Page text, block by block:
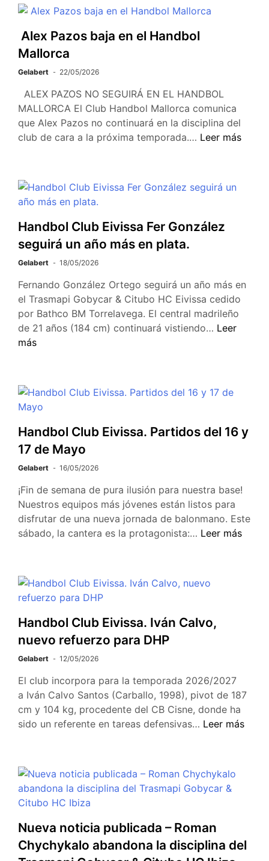
Alex Pazos baja en el Handbol
Mallorca
Gelabert 22/05/2026
ALEX PAZOS NO SEGUIRÁ EN EL HANDBOL
MALLORCA El Club Handbol Mallorca comunica
que Alex Pazos no continuará en la disciplina del
club de cara a la próxima temporada.… Leer más
Handbol Club Eivissa Fer González
seguirá un año más en plata.
Gelabert 18/05/2026
Fernando González Ortego seguirá un año más en
el Trasmapi Gobycar & Citubo HC Eivissa cedido
por Bathco BM Torrelavega. El central madrileño
de 21 años (184 cm) continuará vistiendo… Leer
más
Handbol Club Eivissa. Partidos del 16 y
17 de Mayo
Gelabert 16/05/2026
¡Fin de semana de pura ilusión para nuestra base!
Nuestros equipos más jóvenes están listos para
disfrutar de una nueva jornada de balonmano. Este
sábado, la cantera es la protagonista:… Leer más
Handbol Club Eivissa. Iván Calvo,
nuevo refuerzo para DHP
Gelabert 12/05/2026
El club incorpora para la temporada 2026/2027
a Iván Calvo Santos (Carballo, 1998), pivot de 187
cm y 104 kg, procedente del CB Cisne, donde ha
sido un referente en tareas defensivas… Leer más
Nueva noticia publicada – Roman
Chychykalo abandona la disciplina del